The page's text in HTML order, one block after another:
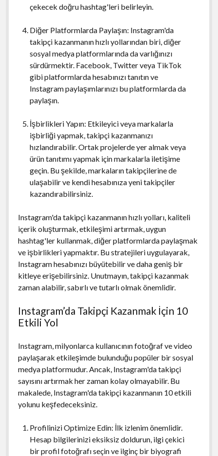
çekecek doğru hashtag'leri belirleyin.
Diğer Platformlarda Paylaşın: Instagram'da
takipçi kazanmanın hızlı yollarından biri, diğer
sosyal medya platformlarında da varlığınızı
sürdürmektir. Facebook, Twitter veya TikTok
gibi platformlarda hesabınızı tanıtın ve
Instagram paylaşımlarınızı bu platformlarda da
paylaşın.
İşbirlikleri Yapın: Etkileyici veya markalarla
işbirliği yapmak, takipçi kazanmanızı
hızlandırabilir. Ortak projelerde yer almak veya
ürün tanıtımı yapmak için markalarla iletişime
geçin. Bu şekilde, markaların takipçilerine de
ulaşabilir ve kendi hesabınıza yeni takipçiler
kazandırabilirsiniz.
Instagram'da takipçi kazanmanın hızlı yolları, kaliteli
içerik oluşturmak, etkileşimi artırmak, uygun
hashtag'ler kullanmak, diğer platformlarda paylaşmak
ve işbirlikleri yapmaktır. Bu stratejileri uygulayarak,
Instagram hesabınızı büyütebilir ve daha geniş bir
kitleye erişebilirsiniz. Unutmayın, takipçi kazanmak
zaman alabilir, sabırlı ve tutarlı olmak önemlidir.
Instagram’da Takipçi Kazanmak İçin 10
Etkili Yol
Instagram, milyonlarca kullanıcının fotoğraf ve video
paylaşarak etkileşimde bulunduğu popüler bir sosyal
medya platformudur. Ancak, Instagram'da takipçi
sayısını artırmak her zaman kolay olmayabilir. Bu
makalede, Instagram'da takipçi kazanmanın 10 etkili
yolunu keşfedeceksiniz.
Profilinizi Optimize Edin: İlk izlenim önemlidir.
Hesap bilgilerinizi eksiksiz doldurun, ilgi çekici
bir profil fotoğrafı seçin ve ilginç bir biyografi